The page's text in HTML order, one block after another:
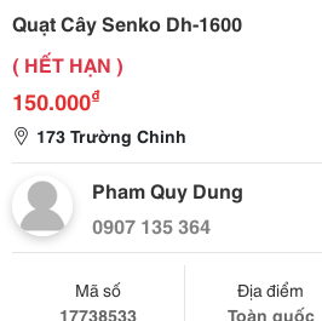
Quạt Cây Senko Dh-1600
( HẾT HẠN )
150.000₫
173 Trường Chinh
Pham Quy Dung
0907 135 364
Mã số
17738533
Địa điểm
Toàn quốc